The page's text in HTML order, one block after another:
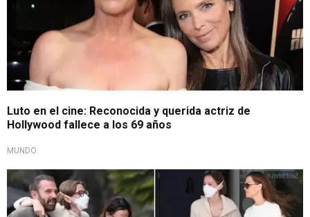
Luto en el cine: Reconocida y querida actriz de
Hollywood fallece a los 69 años
MUNDO
Después de mediático divorcio